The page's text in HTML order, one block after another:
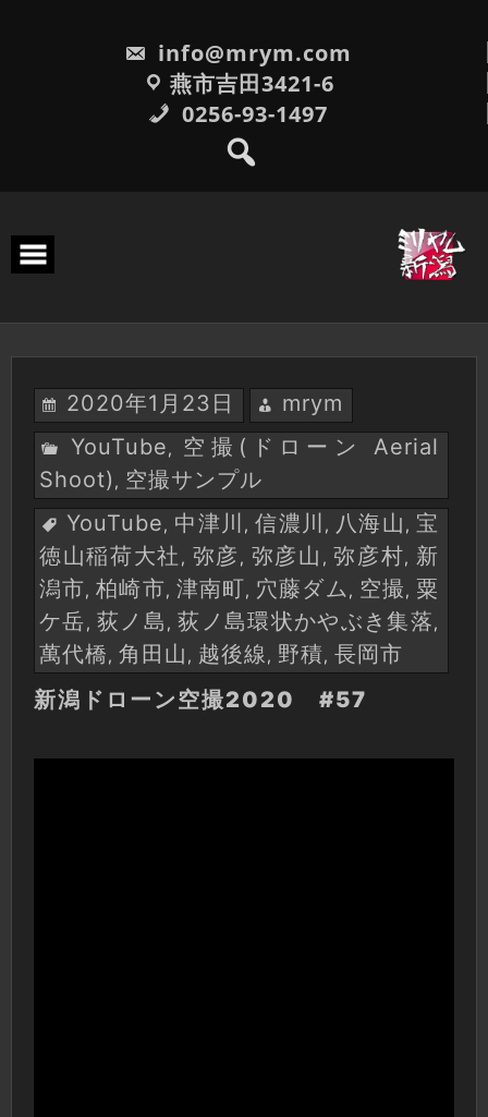
info@mrym.com
燕市吉田3421-6
0256-93-1497
2020年1月23日
mrym
YouTube, 空撮(ドローン Aerial
Shoot) , 空撮サンプル
YouTube, 中津川 ,信濃川 , 八海山 , 宝
徳山稲荷大社 , 弥彦 , 弥彦山 , 弥彦村, 新
潟市,柏崎市, 津南町, 穴藤ダム, 空撮, 粟
ケ岳 ,荻ノ島 ,荻ノ島環状かやぶき集落,
萬代橋, 角田山 , 越後線 , 野積, 長岡市
新潟ドローン空撮2020 #57